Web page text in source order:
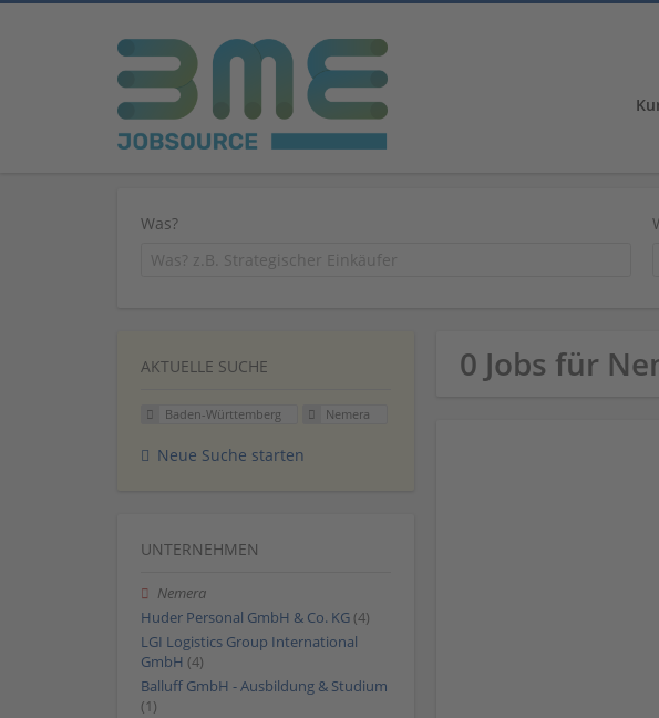
Was?
0 Jobs für
AKTUELLE SUCHE
Baden-Württemberg Nemera
Neue Suche starten
UNTERNEHMEN
Nemera
Huder Personal GmbH & Co. KG (4)
LGI Logistics Group International
GmbH (4)
Balluff GmbH - Ausbildung & Studium
(1)